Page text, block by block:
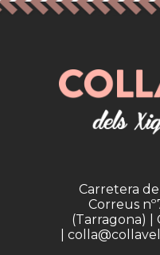
Carretera
Correus
(Tarragona) |
|